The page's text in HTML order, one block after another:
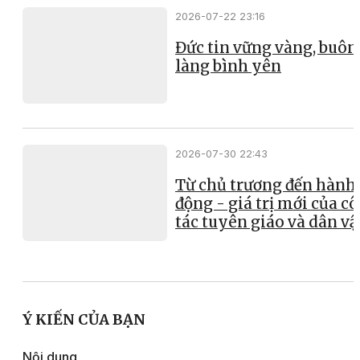
2026-07-22 23:16
Đức tin vững vàng, buôn
làng bình yên
2026-07-30 22:43
Từ chủ trương đến hành
động - giá trị mới của
tác tuyên giáo và dân
Ý KIẾN CỦA BẠN
Nội dung